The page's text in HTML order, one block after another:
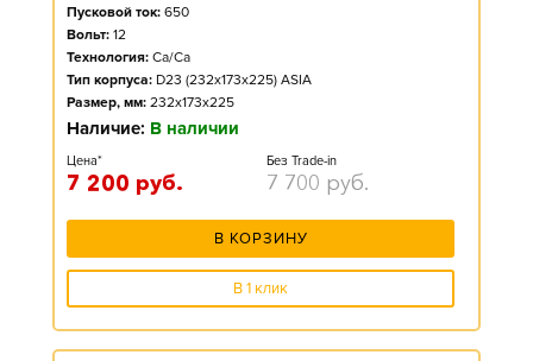
Пусковой ток: 650
Вольт: 12
Технология: Ca/Ca
Тип корпуса: D23 (232x173x225) ASIA
Размер, мм: 232x173x225
Наличие: В наличии
Цена*
7 200 руб.
Без Trade-in
7 700 руб.
В КОРЗИНУ
В 1 клик